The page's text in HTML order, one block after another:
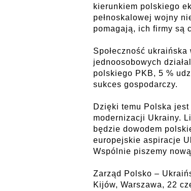
kierunkiem polskiego
pełnoskalowej wojny
pomagają, ich firmy są
Społeczność
jednoosobowych
polskiego PKB, 5 %
sukces gospodarczy.
Dzięki temu Polska
modernizacji Ukrainy.
będzie dowodem
europejskie aspiracje
Wspólnie piszemy
Zarząd Polsko –
Kijów, Warszawa, 22